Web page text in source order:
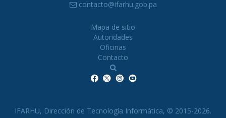
contacto@ifarhu.gob.pa
Mapa de sitio
Autoridades
Oficinas
Contacto
IFARHU, Dirección de Tecnología Informática, © 2015-2026.